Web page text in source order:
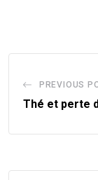
PREVIOUS
Thé et perte